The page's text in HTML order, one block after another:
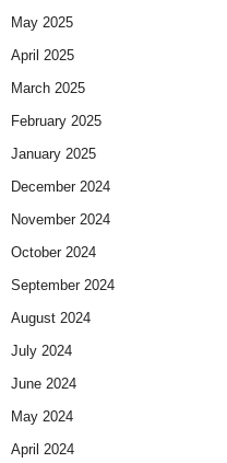
May 2025
April 2025
March 2025
February 2025
January 2025
December 2024
November 2024
October 2024
September 2024
August 2024
July 2024
June 2024
May 2024
April 2024